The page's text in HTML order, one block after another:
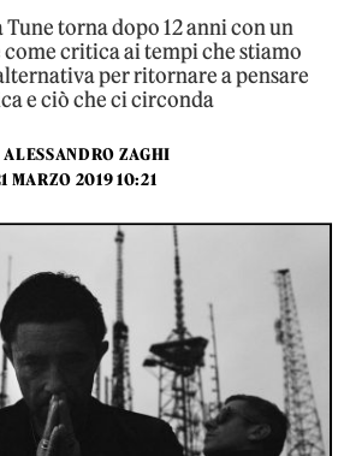
torna dopo 12 anni con un
come critica ai tempi che stiamo
per ritornare a pensare
e ciò che ci circonda
ALESSANDRO ZAGHI
MARZO 2019 10:21